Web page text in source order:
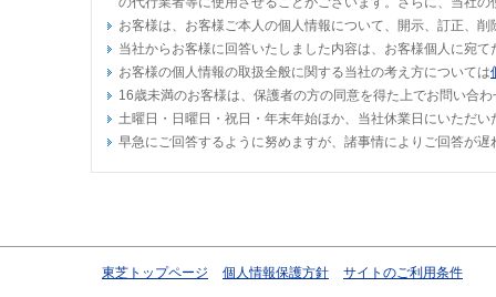
お客様は、お客様ご本人の個人情報について、開示、訂正、
当社からお客様に回答いたしました内容は、お客様個人に宛
お客様の個人情報の取扱全般に関する当社の考え方については
16歳未満のお客様は、保護者の方の同意を得た上でお問い合
土曜日・日曜日・祝日・年末年始ほか、当社休業日にいただ
早急にご回答するように努めますが、諸事情によりご回答が
東芝トップページ 個人情報保護方針 サイトのご利用条件